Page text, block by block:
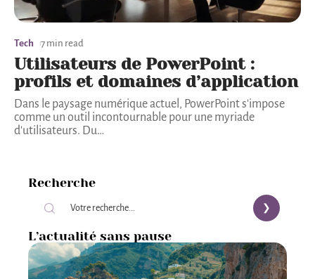
Tech 7 min read
Utilisateurs de PowerPoint :
profils et domaines d’application
Dans le paysage numérique actuel, PowerPoint s'impose
comme un outil incontournable pour une myriade
d'utilisateurs. Du…
Recherche
L’actualité sans pause